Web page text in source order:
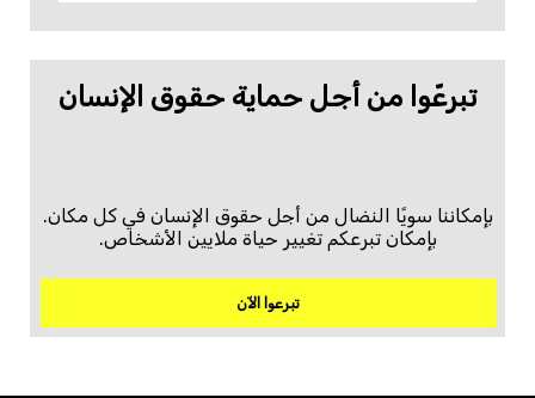
تبرعّوا من أجل حماية حقوق الإنسان
بإمكاننا سويًا النضال من أجل حقوق الإنسان في كل مكان.
بإمكان تبرعكم تغيير حياة ملايين الأشخاص.
تبرعوا الآن